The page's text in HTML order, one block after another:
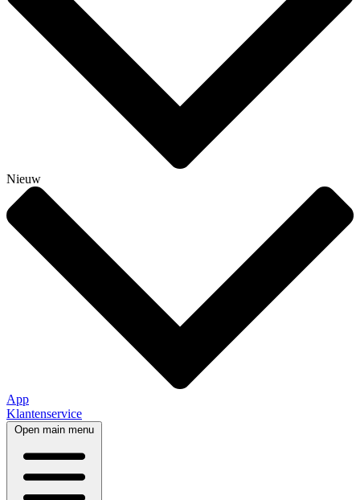
Nieuw
App
Klantenservice
Open main menu